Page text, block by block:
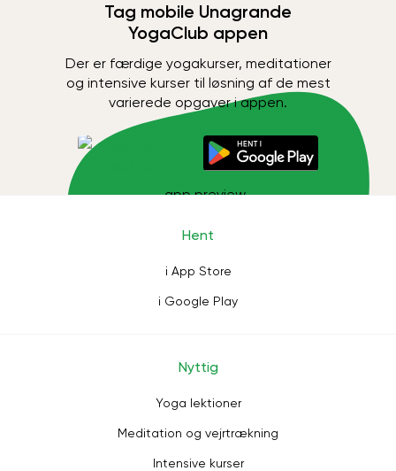
Tag mobile Unagrande
YogaClub appen
Der er færdige yogakurser, meditationer
og intensive kurser til løsning af de mest
varierede opgaver i appen.
Hent
i App Store
i Google Play
Nyttig
Yoga lektioner
Meditation og vejrtrækning
Intensive kurser